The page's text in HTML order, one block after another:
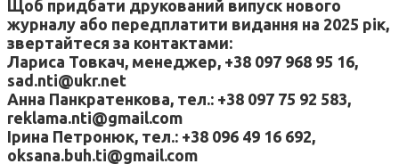
Щоб придбати друкований випуск нового
журналу або передплатити видання на 2025 рік,
звертайтеся за контактами:
Лариса Товкач, менеджер, +38 097 968 95 16,
sad.nti@ukr.net
Анна Панкратенкова, тел.: +38 097 75 92 583,
reklama.nti@gmail.com
Ірина Петронюк, тел.: +38 096 49 16 692,
oksana.buh.ti@gmail.com